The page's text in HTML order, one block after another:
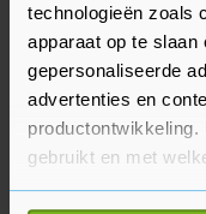
technologieën zoals
apparaat op te slaan
gepersonaliseerde
advertenties en
gebruikt en met